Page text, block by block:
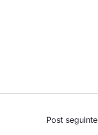
Post seguinte